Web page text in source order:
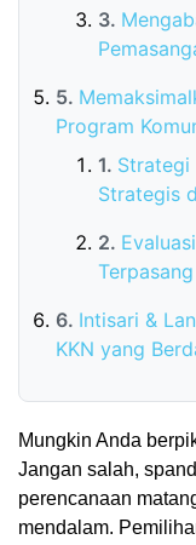
Program
Strategi
Strategis
Terpasang
Intisari &
KKN yang
Mungkin Anda
Jangan salah,
perencanaan
mendalam.